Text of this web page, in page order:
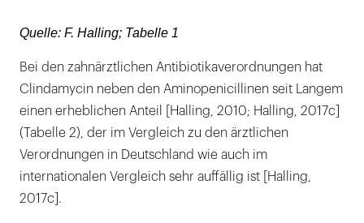
Quelle: F. Halling; Tabelle 1
Bei den zahnärztlichen Antibiotikaverordnungen hat
Clindamycin neben den Aminopenicillinen seit Langem
einen erheblichen Anteil [Halling, 2010; Halling, 2017c]
(Tabelle 2), der im Vergleich zu den ärztlichen
Verordnungen in Deutschland wie auch im
internationalen Vergleich sehr auffällig ist [Halling,
2017c].